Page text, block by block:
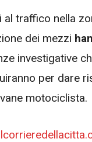
traffico nella
dei mezzi
investigative
per dare
motociclista.